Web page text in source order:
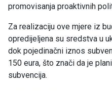
promovisanja proaktivnih
Za realizaciju ove mjere iz
opredijeljena su sredstva u
dok pojedinačni iznos
150 eura, što znači da je
subvencija.